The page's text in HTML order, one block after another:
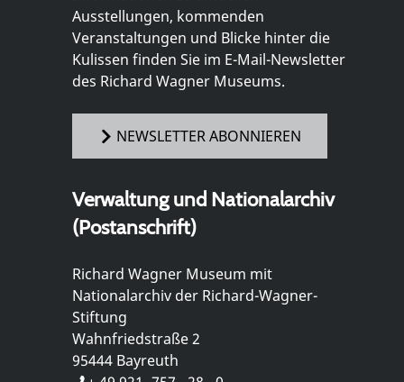
Ausstellungen, kommenden
Veranstaltungen und Blicke hinter die
Kulissen finden Sie im E-Mail-Newsletter
des Richard Wagner Museums.
NEWSLETTER ABONNIEREN
Verwaltung und Nationalarchiv
(Postanschrift)
Richard Wagner Museum mit
Nationalarchiv der Richard-Wagner-
Stiftung
Wahnfriedstraße 2
95444 Bayreuth